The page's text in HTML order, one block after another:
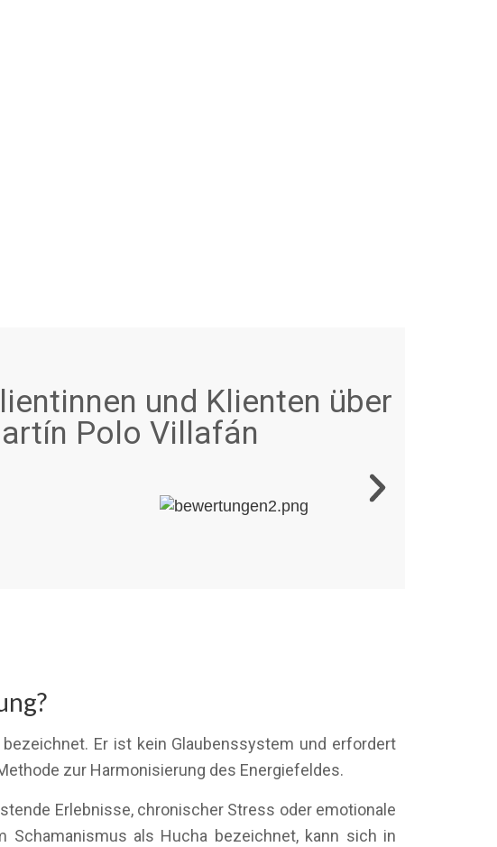
und Klienten über
Polo Villafán
Er ist kein Glaubenssystem und erfordert
zur Harmonisierung des Energiefeldes.
Erlebnisse, chronischer Stress oder emotionale
Schamanismus als Hucha bezeichnet, kann sich in